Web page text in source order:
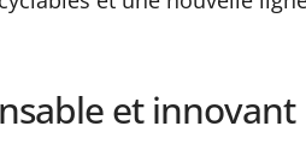
et innovant